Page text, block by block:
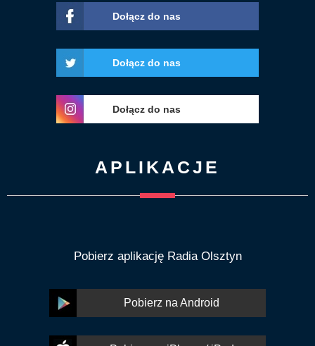
Dołącz do nas
Dołącz do nas
Dołącz do nas
APLIKACJE
Pobierz aplikację Radia Olsztyn
Pobierz na Android